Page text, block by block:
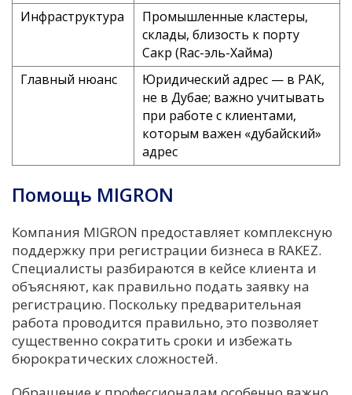
Инфраструктура
Промышленные кластеры,
склады, близость к порту
Сакр (Rас-эль-Хайма)
Главный нюанс
Юридический адрес — в РАК,
не в Дубае; важно учитывать
при работе с клиентами,
которым важен «дубайский»
адрес
Помощь MIGRON
Компания MIGRON предоставляет комплексную
поддержку при регистрации бизнеса в RAKEZ.
Специалисты разбираются в кейсе клиента и
объясняют, как правильно подать заявку на
регистрацию. Поскольку предварительная
работа проводится правильно, это позволяет
существенно сократить сроки и избежать
бюрократических сложностей.